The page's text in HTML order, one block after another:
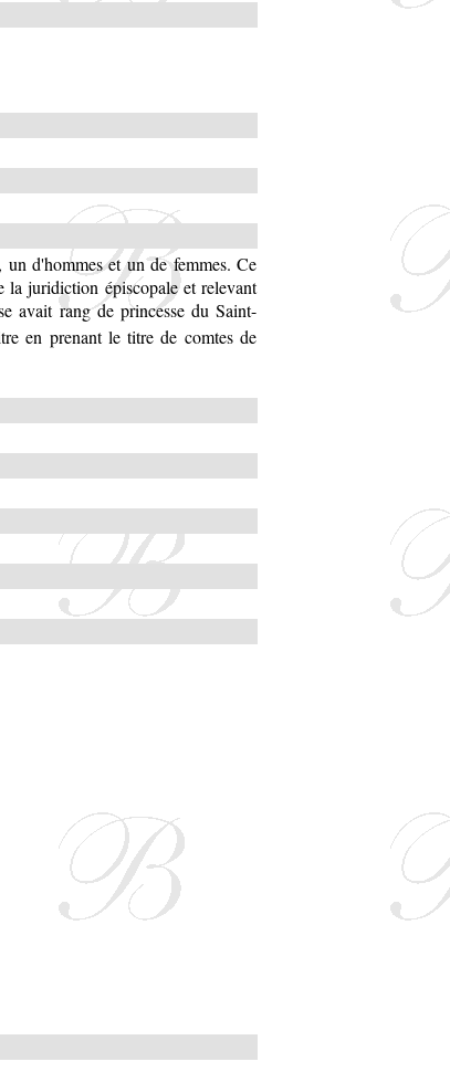
d'hommes et un de femmes. Ce
juridiction épiscopale et relevant
avait rang de princesse du Saint-
en prenant le titre de comtes de